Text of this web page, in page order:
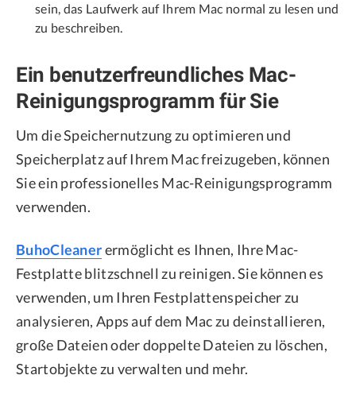
sein, das Laufwerk auf Ihrem Mac normal zu lesen und
zu beschreiben.
Ein benutzerfreundliches Mac-
Reinigungsprogramm für Sie
Um die Speichernutzung zu optimieren und
Speicherplatz auf Ihrem Mac freizugeben, können
Sie ein professionelles Mac-Reinigungsprogramm
verwenden.
BuhoCleanerermöglicht es Ihnen, Ihre Mac-
Festplatte blitzschnell zu reinigen. Sie können es
verwenden, um Ihren Festplattenspeicher zu
analysieren, Apps auf dem Mac zu deinstallieren,
große Dateien oder doppelte Dateien zu löschen,
Startobjekte zu verwalten und mehr.